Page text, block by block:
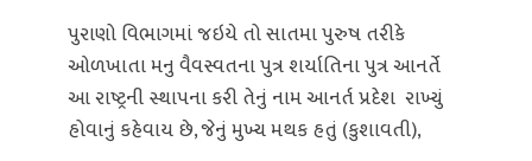
પુરાણો વિભાગમાં જઇયે તો સાતમા પુરુષ તરીકે
ઓળખાતા મનુ વૈવસ્વતના પુત્ર શર્યાતિના પુત્ર આનર્તે
આ રાષ્ટ્રની સ્થાપના કરી તેનું નામ આનર્ત પ્રદેશ રાખ્યું
હોવાનું કહેવાય છે, જેનું મુખ્ય મથક હતું (કુશાવતી),